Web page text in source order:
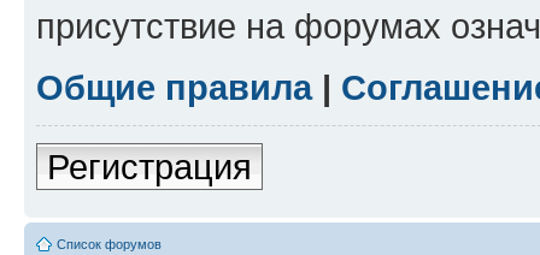
присутствие на форумах
Общие правила|
Регистрация
Список форумов